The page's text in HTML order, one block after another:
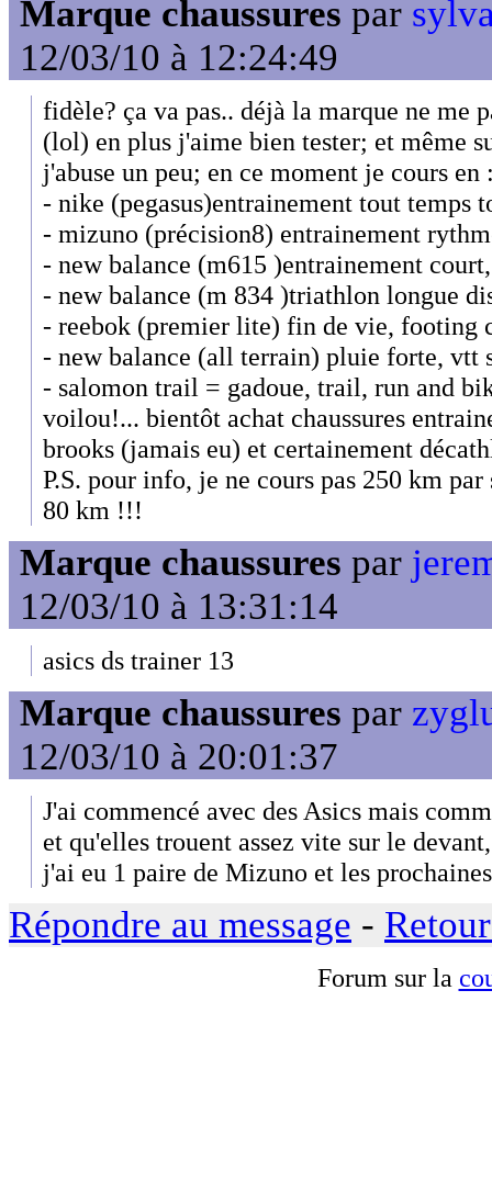
Marque chaussures par
12/03/10 à 12:24:49
fidèle? ça va pas.. déjà la marque ne me
(lol) en plus j'aime bien tester; et même
j'abuse un peu; en ce moment je cours en
- nike (pegasus)entrainement tout temps
- mizuno (précision8) entrainement
- new balance (m615 )entrainement
- new balance (m 834 )triathlon longue
- reebok (premier lite) fin de vie, footing
- new balance (all terrain) pluie forte, vtt
- salomon trail = gadoue, trail, run and
voilou!... bientôt achat chaussures
brooks (jamais eu) et certainement
P.S. pour info, je ne cours pas 250 km
80 km !!!
Marque chaussures par
12/03/10 à 13:31:14
asics ds trainer 13
Marque chaussures par
12/03/10 à 20:01:37
J'ai commencé avec des Asics mais
et qu'elles trouent assez vite sur le
j'ai eu 1 paire de Mizuno et les
Répondre au message -
Forum sur la